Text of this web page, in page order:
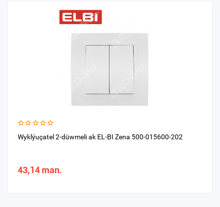
Wyklýuçatel 2-düwmeli ak EL-BI Zena 500-015600-202
43,14 man.